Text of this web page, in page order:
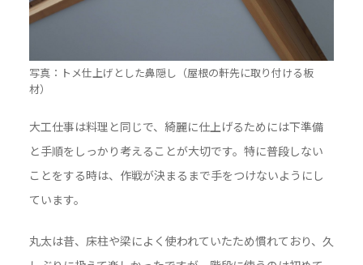
写真：トメ仕上げとした鼻隠し（屋根の軒先に取り付ける板
材）
大工仕事は料理と同じで、綺麗に仕上げるためには下準備
と手順をしっかり考えることが大切です。特に普段しない
ことをする時は、作戦が決まるまで手をつけないようにし
ています。
丸太は昔、床柱や梁によく使われていたため慣れており、久